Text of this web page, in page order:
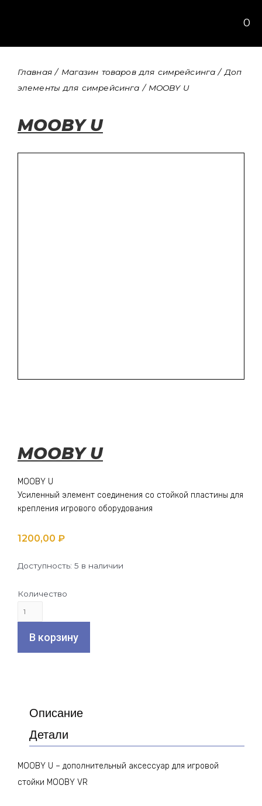
0
Главная/ Магазин товаров для симрейсинга/ Доп
элементы для симрейсинга / MOOBY U
MOOBY U
MOOBY U
MOOBY U
Усиленный элемент соединения со стойкой пластины для
крепления игрового оборудования
1200,00 ₽
Доступность: 5 в наличии
Количество
Количество
товара
MOOBY
U
В корзину
Описание
Детали
MOOBY U – дополнительный аксессуар для игровой
стойки MOOBY VR